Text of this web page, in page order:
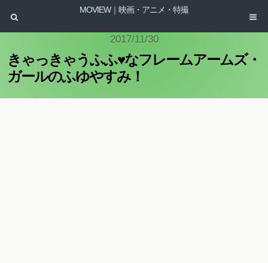
MOVIEW｜映画・アニメ・特撮
2017/11/30
きゃっきゃうふふ♥なフレームアームズ・
ガールのふゆやすみ！